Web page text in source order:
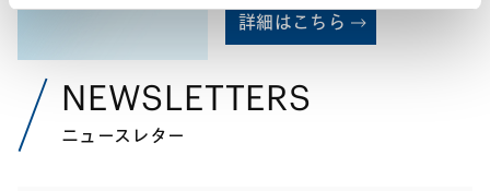
詳細はこちら
NEWSLETTERS
ニュースレター